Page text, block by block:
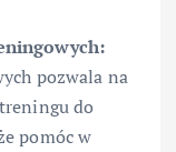
pozwala na
do
pomóc w